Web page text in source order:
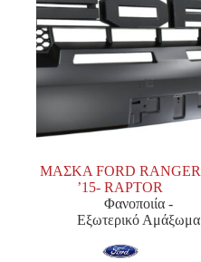
ΜΑΣΚΑ FORD RANGER
’15- RAPTOR
Φανοποιία -
Εξωτερικό Αμάξωμα